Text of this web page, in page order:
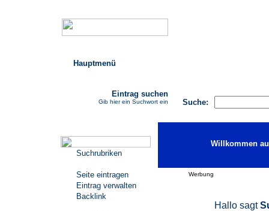
Hauptmenü
Suche:
Eintrag suchen
Gib hier ein Suchwort ein
Suchrubriken
Seite eintragen
Eintrag verwalten
Backlink
Willkommen
Werbung
Hallo sagt